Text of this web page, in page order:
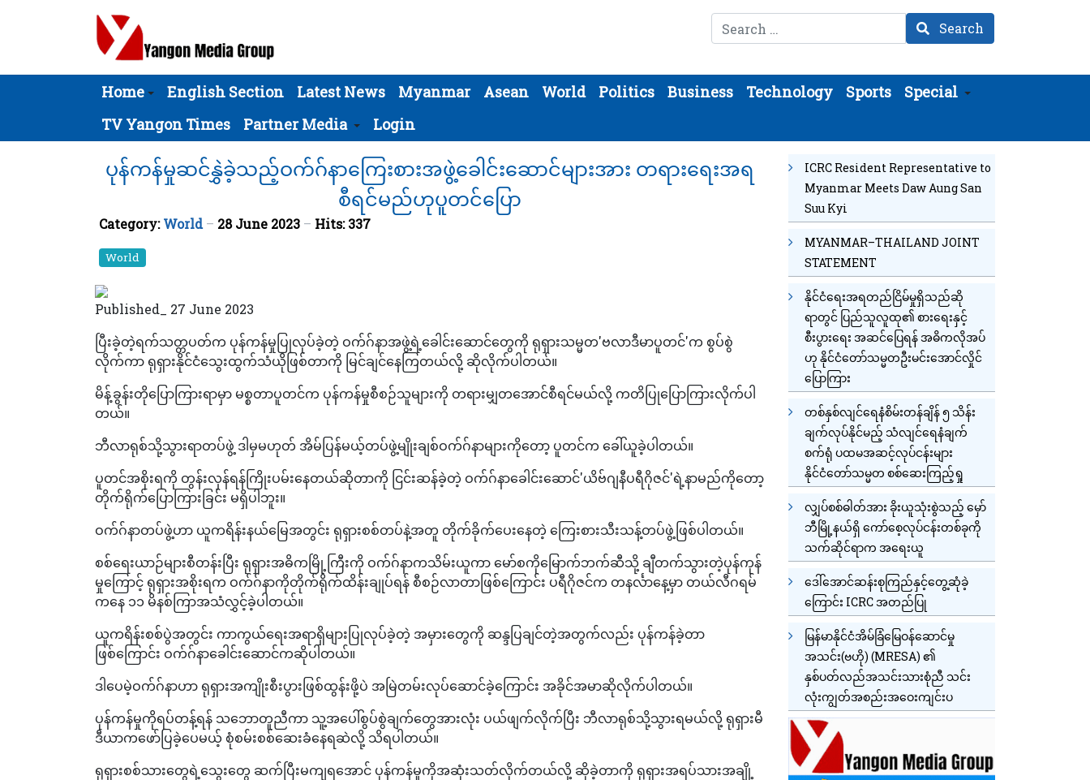
Search Search
Home English Section Latest News Myanmar Asean World Politics Business Technology Sports
Special
TV Yangon Times
Partner Media Login
ပုန်ကန်မှုဆင်နွှဲခဲ့သည့်ဝက်ဂ်နာကြေးစားအဖွဲ့ခေါင်းဆောင်များအား တရားရေးအရ
စီရင်မည်ဟုပူတင်ပြော
Category:World 28 June 2023 Hits: 337
World
Published_ 27 June 2023
ပြီးခဲ့တဲ့ရက်သတ္တပတ်က ပုန်ကန်မှုပြုလုပ်ခဲ့တဲ့ ဝက်ဂ်နာအဖွဲ့ရဲ့ခေါင်းဆောင်တွေကို ရုရှားသမ္မတ'ဗလာဒီမာပူတင်'က စွပ်စွဲ
လိုက်ကာ ရုရှားနိုင်ငံသွေးထွက်သံယိုဖြစ်တာကို မြင်ချင်နေကြတယ်လို့ ဆိုလိုက်ပါတယ်။
မိန့်ခွန်းတိုပြောကြားရာမှာ မစ္စတာပူတင်က ပုန်ကန်မှုစီစဉ်သူများကို တရားမျှတအောင်စီရင်မယ်လို့ ကတိပြုပြောကြားလိုက်ပါ
တယ်။
ဘီလာရုစ်သို့သွားရာတပ်ဖွဲ့ ဒါမှမဟုတ် အိမ်ပြန်မယ့်တပ်ဖွဲ့မျိုးချစ်ဝက်ဂ်နာများကိုတော့ ပူတင်က ခေါ်ယူခဲ့ပါတယ်။
ပူတင်အစိုးရကို တွန်းလှန်ရန်ကြိုးပမ်းနေတယ်ဆိုတာကို ငြင်းဆန်ခဲ့တဲ့ ဝက်ဂ်နာခေါင်းဆောင်'ယိဗ်ဂျနီပရီဂိုဇင်'ရဲ့နာမည်ကိုတော့
တိုက်ရိုက်ပြောကြားခြင်း မရှိပါဘူး။
ဝက်ဂ်နာတပ်ဖွဲ့ဟာ ယူကရိန်းနယ်မြေအတွင်း ရုရှားစစ်တပ်နဲ့အတူ တိုက်ခိုက်ပေးနေတဲ့ ကြေးစားသီးသန့်တပ်ဖွဲ့ဖြစ်ပါတယ်။
စစ်ရေးယာဉ်များစီတန်းပြီး ရုရှားအဓိကမြို့ကြီးကို ဝက်ဂ်နာကသိမ်းယူကာ မော်စကိုမြောက်ဘက်ဆီသို့ ချီတက်သွားတဲ့ပုန်ကုန်
မှုကြောင့် ရုရှားအစိုးရက ဝက်ဂ်နာကိုတိုက်ရိုက်ထိန်းချုပ်ရန် စီစဉ်လာတာဖြစ်ကြောင်း ပရီဂိုဇင်က တနင်္လာနေ့မှာ တယ်လီဂရမ်
ကနေ ၁၁ မိနစ်ကြာအသံလွှင့်ခဲ့ပါတယ်။
ယူကရိန်းစစ်ပွဲအတွင်း ကာကွယ်ရေးအရာရှိများပြုလုပ်ခဲ့တဲ့ အမှားတွေကို ဆန္ဒပြချင်တဲ့အတွက်လည်း ပုန်ကန်ခဲ့တာ
ဖြစ်ကြောင်း ဝက်ဂ်နာခေါင်းဆောင်ကဆိုပါတယ်။
ဒါပေမဲ့ဝက်ဂ်နာဟာ ရုရှားအကျိုးစီးပွားဖြစ်ထွန်းဖို့ပဲ အမြဲတမ်းလုပ်ဆောင်ခဲ့ကြောင်း အခိုင်အမာဆိုလိုက်ပါတယ်။
ပုန်ကန်မှုကိုရပ်တန့်ရန် သဘောတူညီကာ သူ့အပေါ်စွပ်စွဲချက်တွေအားလုံး ပယ်ဖျက်လိုက်ပြီး ဘီလာရုစ်သို့သွားရမယ်လို့ ရုရှားမီ
ဒီယာကဖော်ပြခဲ့ပေမယ့် စုံစမ်းစစ်ဆေးခံနေရဆဲလို့ သိရပါတယ်။
ရုရှားစစ်သားတွေရဲ့သွေးတွေ ဆက်ပြီးမကျရအောင် ပုန်ကန်မှုကိုအဆုံးသတ်လိုက်တယ်လို့ ဆိုခဲ့တာကို ရုရှားအရပ်သားအချို့
ICRC Resident Representative to
Myanmar Meets Daw Aung San
Suu Kyi
MYANMAR–THAILAND JOINT
STATEMENT
နိုင်ငံရေးအရတည်ငြိမ်မှုရှိသည်ဆို
ရာတွင် ပြည်သူလူထု၏ စားရေးနှင့်
စီးပွားရေး အဆင်ပြေရန် အဓိကလိုအပ်
ဟု နိုင်ငံတော်သမ္မတဦးမင်းအောင်လှိုင်
ပြောကြား
တစ်နှစ်လျင်ရေနံစိမ်းတန်ချိန် ၅ သိန်း
ချက်လုပ်နိုင်မည့် သံလျင်ရေနံချက်
စက်ရုံ ပထမအဆင့်လုပ်ငန်းများ
နိုင်ငံတော်သမ္မတ စစ်ဆေးကြည့်ရှု
လျှပ်စစ်ဓါတ်အား ခိုးယူသုံးစွဲသည့် မှော်
ဘီမြို့နယ်ရှိ ကော်စေ့လုပ်ငန်းတစ်ခုကို
သက်ဆိုင်ရာက အရေးယူ
ဒေါ်အောင်ဆန်းစုကြည်နှင့်တွေ့ဆုံခဲ့
ကြောင်း ICRC အတည်ပြု
မြန်မာနိုင်ငံအိမ်ခြံမြေဝန်ဆောင်မှု
အသင်း(ဗဟို) (MRESA) ၏
နှစ်ပတ်လည်အသင်းသားစုံညီ သင်း
လုံးကျွတ်အစည်းအဝေးကျင်းပ